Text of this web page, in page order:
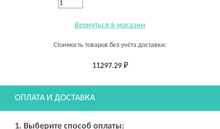
Вернуться в магазин
Стоимость товаров без учёта доставки:
11297.29 ₽
ОПЛАТА И ДОСТАВКА
1. Выберите способ оплаты: